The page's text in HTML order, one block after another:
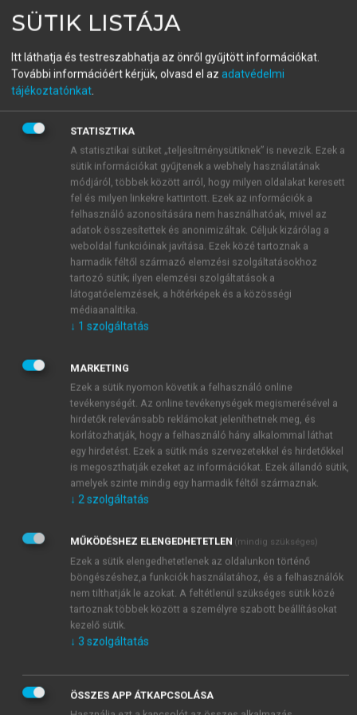
Szolgáltatási menedzsment
menu_book OLVASÁS
Szolgáltatásfejlesztési típusok
A szolgáltatásoknak a világgazdaságban végbement
rohamos fejlődését elemezve alapvetően két fő típust,
fejlesztési utat különböztethetünk meg. Az egyik
útvonal − amelyet jellemzően a világ legfejlettebb
országai jártak − aszerves fejlődési típusnak
nevezhető. Ennek jellemzője, hogy a szolgáltatások
fejlődése az adott nemzetgazdaság egészének
fejlődésével harmonizáltan, növekvő általános jólét
és folyamatosan létrehozott erőforrások döntően
biztosították a szolgáltatások fejlesztésének
fedezetét. Az első két szektor
munkatermelékenységének növekedéseegyrészt
munkaerőt szabadított fel, amely a tercier szektorba
áramolhatott, s biztosította az élőmunkaigényes
szolgáltatási tevékenységek bővülését;másrészta
termelékenység növekedése lehetővé tette, hogy a
korábbiakhoz képest magasabb szinten elégítse ki
szükségleteit a mezőgazdasági és feldolgozóipari
termékekből. A másik útvonalat − az azt sikeresen
megvalósító, ún. ázsiai „kistigrisek” után −ázsiai
fejlődési típusnaknevezhetjük. Ennek jellemzője,
hogy az adott nemzetgazdaságok általános fejlettségi
szintjét és egy kiegyensúlyozott fejlesztés esetén
mértékben kiemelten, illetve „erőltetetten” történik
az infrastruktúra fejlesztése. A szolgáltatások
SÜTIK LISTÁJA
Itt láthatja és testreszabhatja az önről gyűjtött információkat.
További információért kérjük, olvasd el az adatvédelmi
tájékoztatónkat.
STATISZTIKA
A statisztikai sütiket „teljesítménysütiknek” is nevezik. Ezek a
sütik információkat gyűjtenek a webhely használatának
módjáról, többek között arról, hogy milyen oldalakat keresett
fel és milyen linkekre kattintott. Ezek az információk a
felhasználó azonosítására nem használhatóak, mivel az
adatok összesítettek és anonimizáltak. Céljuk kizárólag a
weboldal funkcióinak javítása. Ezek közé tartoznak a
harmadik féltől származó elemzési szolgáltatásokhoz
tartozó sütik; ilyen elemzési szolgáltatások a
látogatóelemzések, a hőtérképek és a közösségi
médiaanalitika.
↓ 1 szolgáltatás
MARKETING
Ezek a sütik nyomon követik a felhasználó online
tevékenységét. Az online tevékenységek megismerésével a
hirdetők relevánsabb reklámokat jeleníthetnek meg, és
korlátozhatják, hogy a felhasználó hány alkalommal láthat
egy hirdetést. Ezek a sütik más szervezetekkel és hirdetőkkel
is megoszthatják ezeket az információkat. Ezek állandó sütik,
amelyek szinte mindig egy harmadik féltől származnak.
↓ 2szolgáltatás
MŰKÖDÉSHEZ ELENGEDHETETLEN (mindig szükséges)
Ezek a sütik elengedhetetlenek az oldalunkon történő
böngészéshez,a funkciók használatához, és a felhasználók
nem tilthatják le azokat. A feltétlenül szükséges sütik közé
tartoznak többek között a személyre szabott beállításokat
kezelő sütik.
↓ 3 szolgáltatás
ÖSSZES APP ÁTKAPCSOLÁSA